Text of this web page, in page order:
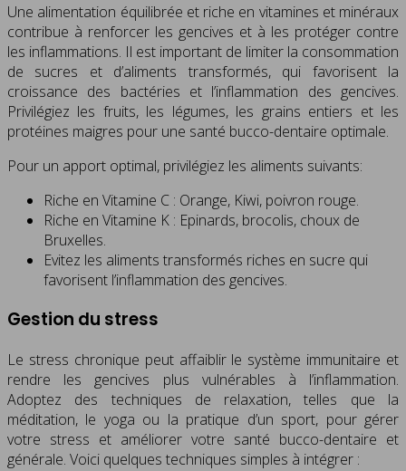
Une alimentation équilibrée et riche en vitamines et minéraux
contribue à renforcer les gencives et à les protéger contre
les inflammations. Il est important de limiter la consommation
de sucres et d’aliments transformés, qui favorisent la
croissance des bactéries et l’inflammation des gencives.
Privilégiez les fruits, les légumes, les grains entiers et les
protéines maigres pour une santé bucco-dentaire optimale.
Pour un apport optimal, privilégiez les aliments suivants:
Riche en Vitamine C : Orange, Kiwi, poivron rouge.
Riche en Vitamine K : Epinards, brocolis, choux de
Bruxelles.
Evitez les aliments transformés riches en sucre qui
favorisent l’inflammation des gencives.
Gestion du stress
Le stress chronique peut affaiblir le système immunitaire et
rendre les gencives plus vulnérables à l’inflammation.
Adoptez des techniques de relaxation, telles que la
méditation, le yoga ou la pratique d’un sport, pour gérer
votre stress et améliorer votre santé bucco-dentaire et
générale. Voici quelques techniques simples à intégrer :